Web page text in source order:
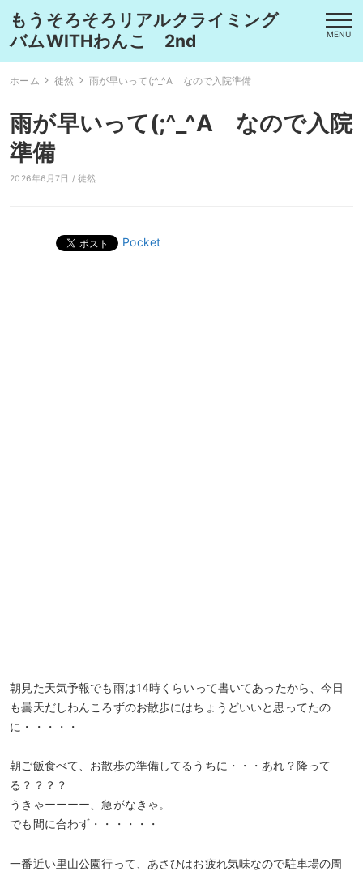
もうそろそろリアルクライミング
バムWITHわんこ 2nd
MENU
ホーム 徒然 雨が早いって(;^_^A なので入院準備
雨が早いって(;^_^A なので入院
準備
2026年6月7日 / 徒然
Pocket
朝見た天気予報でも雨は14時くらいって書いてあったから、今日
も曇天だしわんころずのお散歩にはちょうどいいと思ってたの
に・・・・・
朝ご飯食べて、お散歩の準備してるうちに・・・あれ？降って
る？？？？
うきゃーーーー、急がなきゃ。
でも間に合わず・・・・・・
一番近い里山公園行って、あさひはお疲れ気味なので駐車場の周